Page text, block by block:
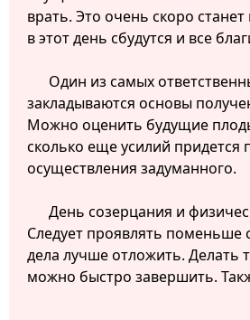
врать. Это очень скоро
в этот день сбудутся и все
Один из самых
закладываются основы
Можно оценить будущие
сколько еще усилий придется
осуществления задуманного.
День созерцания и
Следует проявлять поменьше
дела лучше отложить. Делать
можно быстро завершить.